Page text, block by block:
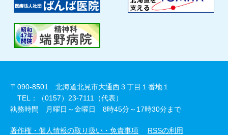
〒090-8501 北海道北見市大通西３丁目１番地１
TEL：（0157）23-7111（代表）
執務時間 月曜日～金曜日 8時45分～17時30分まで
著作権・個人情報の取り扱い・免責事項 RSSの利用